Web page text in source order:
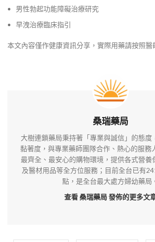
男性勃起功能障礙治療研究
早洩治療臨床指引
本文內容僅作健康資訊分享，實際用藥請按照醫
桑瑞藥局
大樹連鎖藥局秉持著「專業與誠信」的態度
黏著度，與專業藥師團隊合作、熱心的服務
最齊全、最安心的購物環境，提供各式營養
及醫材用品等全方位服務；目前全台已有
點，是全台最大處方婦幼藥局
查看 桑瑞藥局發佈的更多文